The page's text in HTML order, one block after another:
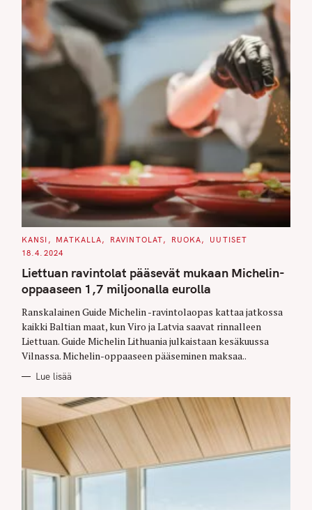
C
T
R
S
KANSI MATKALLA RAVINTOLAT RUOKA
UUTISET
18.4.2024
Liettuan ravintolat pääsevät mukaan Michelin-
oppaaseen 1,7 miljoonalla eurolla
Ranskalainen Guide Michelin -ravintolaopas kattaa jatkossa
kaikki Baltian maat, kun Viro ja Latvia saavat rinnalleen
Liettuan. Guide Michelin Lithuania julkaistaan kesäkuussa
Vilnassa. Michelin-oppaaseen pääseminen maksaa..
Lue lisää